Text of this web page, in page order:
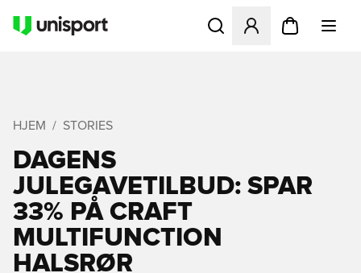
Åbner en Modal til at
HJEM STORIES
DAGENS
JULEGAVETILBUD: SPAR
33% PÅ CRAFT
MULTIFUNCTION
HALSRØR